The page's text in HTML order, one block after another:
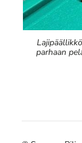
parhaan